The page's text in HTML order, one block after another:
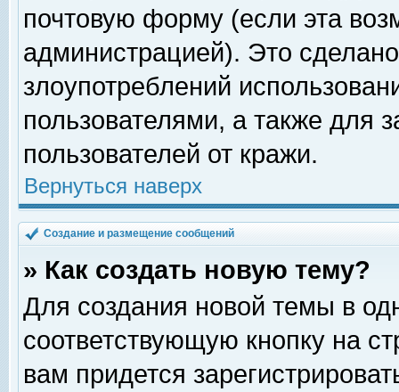
почтовую форму (если эта
администрацией). Это
злоупотреблений
пользователями, а также для
пользователей от кражи.
Вернуться наверх
Создание и размещение сообщений
» Как создать новую тему?
Для создания новой темы в
соответствующую кнопку на
вам придется